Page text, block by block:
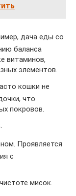
дача еды со
баланса
витаминов,
элементов.
кошки не
что
покровов.
Проявляется
с
мисок.